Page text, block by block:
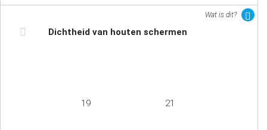
Wat is dit?
Dichtheid van houten schermen
19 21